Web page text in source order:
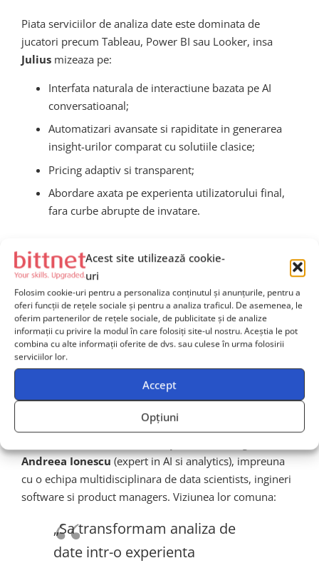
Acest site utilizează cookie-
uri
Folosim cookie-uri pentru a personaliza conținutul și anunțurile, pentru a
oferi funcții de rețele sociale și pentru a analiza traficul. De asemenea, le
oferim partenerilor de rețele sociale, de publicitate și de analize
informații cu privire la modul în care folosiți site-ul nostru. Aceștia le pot
combina cu alte informații oferite de dvs. sau culese în urma folosirii
serviciilor lor.
Accept
Opțiuni
Piata serviciilor de analiza date este dominata de
jucatori precum Tableau, Power BI sau Looker, insa
Julius mizeaza pe:
Interfata naturala de interactiune bazata pe AI
conversatioanal;
Automatizari avansate si rapiditate in generarea
insight-urilor comparat cu solutiile clasice;
Pricing adaptiv si transparent;
Abordare axata pe experienta utilizatorului final,
fara curbe abrupte de invatare.
companiilor moderne, ce apreciaza agilitatea si
simplitatea in raport cu vechile sisteme greoaie de
business intelligence.
Povestea fondatorilor Julius
si echipa din spatele
inovatiei
Andreea Ionescu(expert in AI si analytics), impreuna
cu o echipa multidisciplinara de data scientists, ingineri
software si product managers. Viziunea lor comuna:
„Sa transformam analiza de
date intr-o experienta